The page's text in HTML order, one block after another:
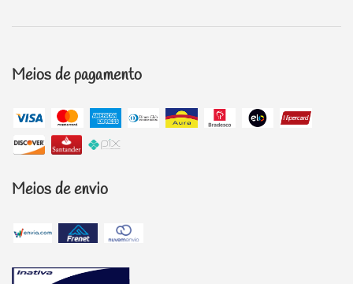
Meios de pagamento
Meios de envio